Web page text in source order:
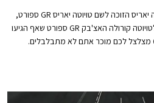
טויוטה מציגה גרסה חמימה לטויוטה יאריס הזוכה לשם טויוטה יאריס GR ספורט,
בדומה לטויוטה C-HR GR ספורט ולטויוטה קורולה האצ'בק GR ספורט שאף הגיעו
לישראל. אם השם טויוטה יאריס GR מצלצל לכם מוכר אתם לא מתבלבלים.